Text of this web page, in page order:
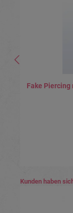
Fake
Produktgalerie
Kunden haben